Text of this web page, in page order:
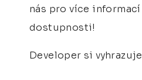
nás pro více
dostupnosti!
Developer si